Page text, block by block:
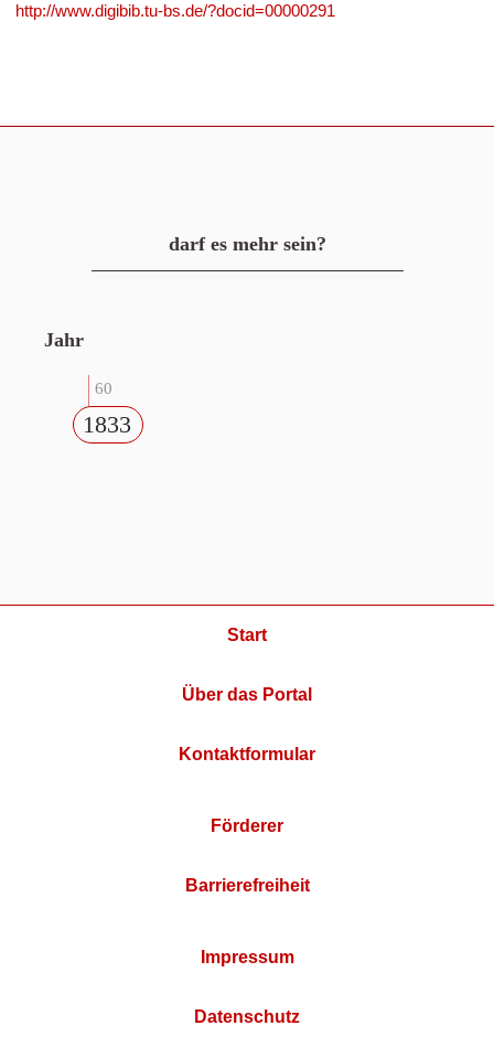
http://www.digibib.tu-bs.de/?docid=00000291
darf es mehr sein?
Jahr
60
1833
Start
Über das Portal
Kontaktformular
Förderer
Barrierefreiheit
Impressum
Datenschutz